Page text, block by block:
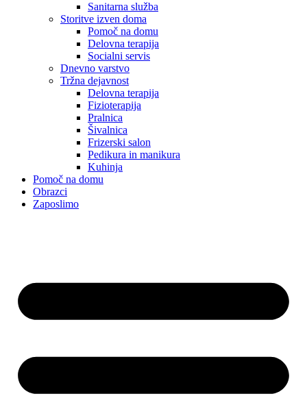
Sanitarna služba
Storitve izven doma
Pomoč na domu
Delovna terapija
Socialni servis
Dnevno varstvo
Tržna dejavnost
Delovna terapija
Fizioterapija
Pralnica
Šivalnica
Frizerski salon
Pedikura in manikura
Kuhinja
Pomoč na domu
Obrazci
Zaposlimo